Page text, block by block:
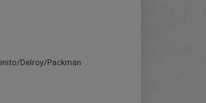
Delroy/Packman